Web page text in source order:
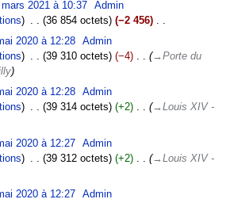
2021 à 10:37
Admin
36 854 octets −2 456 ‎
2020 à 12:28
Admin
39 310 octets −4 ‎
→‎Porte du
2020 à 12:28
Admin
39 314 octets +2 ‎
→‎Louis XIV -
2020 à 12:27
Admin
39 312 octets +2 ‎
→‎Louis XIV -
2020 à 12:27
Admin